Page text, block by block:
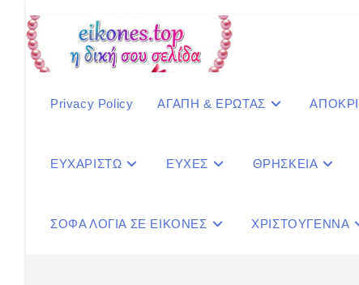
content
Privacy Policy ΑΓΑΠΗ & ΕΡΩΤΑΣ
ΕΥΧΑΡΙΣΤΩ ΕΥΧΕΣ ΘΡΗΣΚΕΙΑ
ΣΟΦΑ ΛΟΓΙΑ ΣΕ ΕΙΚΟΝΕΣ ΧΡΙΣΤΟΥΓΕΝΝΑ